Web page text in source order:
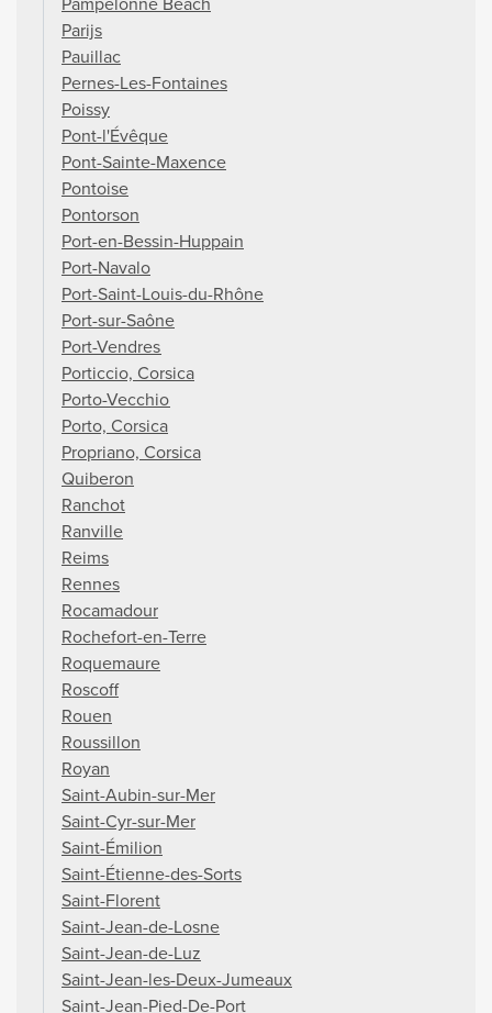
Parijs
Pauillac
Pernes-Les-Fontaines
Poissy
Pont-l'Évêque
Pont-Sainte-Maxence
Pontoise
Pontorson
Port-en-Bessin-Huppain
Port-Navalo
Port-Saint-Louis-du-Rhône
Port-sur-Saône
Port-Vendres
Porticcio, Corsica
Porto-Vecchio
Porto, Corsica
Propriano, Corsica
Quiberon
Ranchot
Ranville
Reims
Rennes
Rocamadour
Rochefort-en-Terre
Roquemaure
Roscoff
Rouen
Roussillon
Royan
Saint-Aubin-sur-Mer
Saint-Cyr-sur-Mer
Saint-Émilion
Saint-Étienne-des-Sorts
Saint-Florent
Saint-Jean-de-Losne
Saint-Jean-de-Luz
Saint-Jean-les-Deux-Jumeaux
Saint-Jean-Pied-De-Port